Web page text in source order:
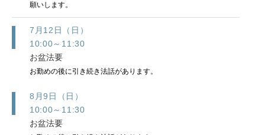
願いします。
7月12日（日）
10:00～11:30
お盆法要
お勤めの後に引き続き法話があります。
8月9日（日）
10:00～11:30
お盆法要